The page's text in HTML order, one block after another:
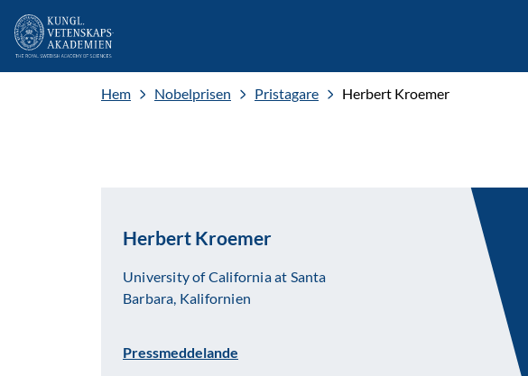
Hem Nobelprisen Pristagare Herbert Kroemer
Herbert Kroemer
University of California at Santa
Barbara, Kalifornien
Pressmeddelande